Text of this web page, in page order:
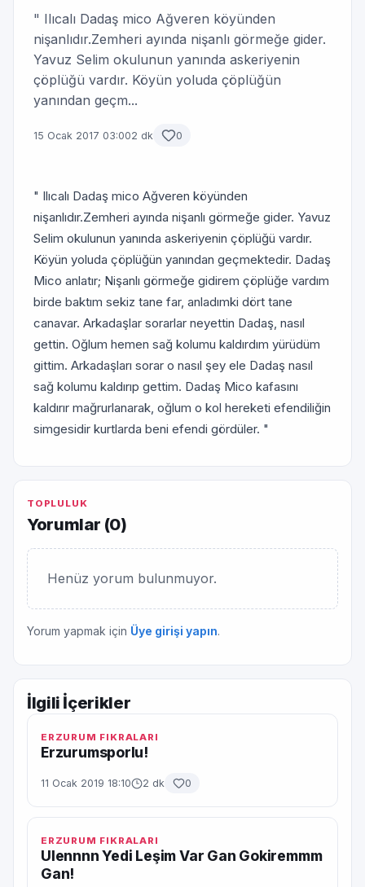
" Ilıcalı Dadaş mico Ağveren köyünden
nişanlıdır.Zemheri ayında nişanlı görmeğe gider.
Yavuz Selim okulunun yanında askeriyenin
çöplüğü vardır. Köyün yoluda çöplüğün
yanından geçm...
15 Ocak 2017 03:002 dk 0
" Ilıcalı Dadaş mico Ağveren köyünden
nişanlıdır.Zemheri ayında nişanlı görmeğe gider. Yavuz
Selim okulunun yanında askeriyenin çöplüğü vardır.
Köyün yoluda çöplüğün yanından geçmektedir. Dadaş
Mico anlatır; Nişanlı görmeğe gidirem çöplüğe vardım
birde baktım sekiz tane far, anladımki dört tane
canavar. Arkadaşlar sorarlar neyettin Dadaş, nasıl
gettin. Oğlum hemen sağ kolumu kaldırdım yürüdüm
gittim. Arkadaşları sorar o nasıl şey ele Dadaş nasıl
sağ kolumu kaldırıp gettim. Dadaş Mico kafasını
kaldırır mağrurlanarak, oğlum o kol hereketi efendiliğin
simgesidir kurtlarda beni efendi gördüler. "
TOPLULUK
Yorumlar (0)
Henüz yorum bulunmuyor.
Yorum yapmak için Üye girişi yapın.
İlgili İçerikler
ERZURUM FIKRALARI
Erzurumsporlu!
11 Ocak 2019 18:10 2 dk 0
ERZURUM FIKRALARI
Ulennnn Yedi Leşim Var Gan Gokiremmm
Gan!